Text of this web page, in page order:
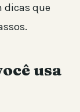
dicas que
usa